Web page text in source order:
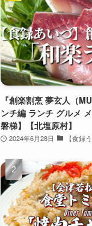
『創楽割烹 夢玄人（
ンチ編 ランチ グルメ
磐梯】【北塩原村】
2024年6月28日 【食録